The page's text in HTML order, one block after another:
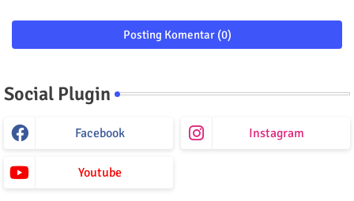
Posting Komentar (0)
Social Plugin
Facebook Instagram
Youtube